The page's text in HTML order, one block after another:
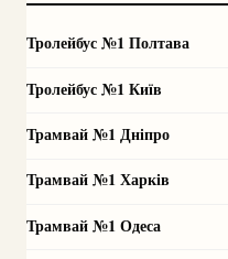
Тролейбус №1 Полтава
Тролейбус №1 Київ
Трамвай №1 Дніпро
Трамвай №1 Харків
Трамвай №1 Одеса